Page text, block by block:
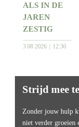
ALS IN DE
JAREN
ZESTIG
3 08 2026 12:36
Strijd mee
Zonder jouw hulp
niet verder groeien